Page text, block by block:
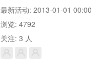
最新活动: 2013-01-01 00:00
浏览: 4792
关注: 3 人